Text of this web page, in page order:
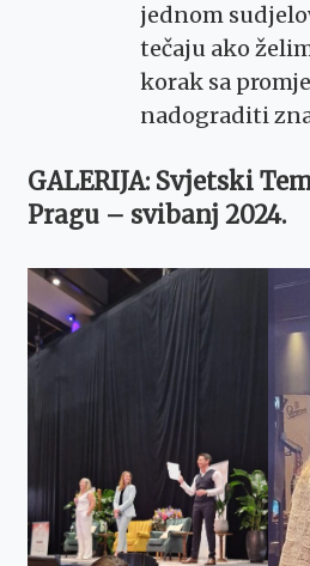
jednom
tečaju ako
korak sa
nadograditi
GALERIJA: Svjetski
Pragu – svibanj 2024.